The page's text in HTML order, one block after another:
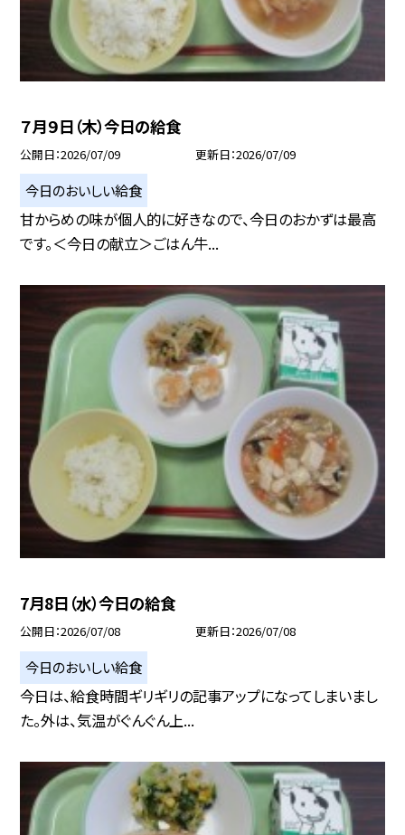
７月９日（木）今日の給食
公開日 2026/07/09 更新日 2026/07/09
今日のおいしい給食
甘からめの味が個人的に好きなので、今日のおかずは最高
です。＜今日の献立＞ごはん牛...
7月8日（水）今日の給食
公開日 2026/07/08 更新日 2026/07/08
今日のおいしい給食
今日は、給食時間ギリギリの記事アップになってしまいまし
た。外は、気温がぐんぐん上...